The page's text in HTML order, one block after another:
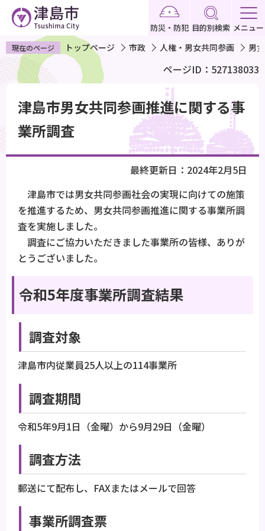
ペ
ー
ジ
で
す
防災・防犯 目的別検索 メニュー
現在のページ トップページ 市政 人権・男女共同参画 男
ページID：527138033
か
津島市男女共同参画推進に関する事
業所調査
最終更新日：2024年2月5日
津島市では男女共同参画社会の実現に向けての施策
を推進するため、男女共同参画推進に関する事業所調
査を実施しました。
調査にご協力いただきました事業所の皆様、ありが
とうございました。
令和5年度事業所調査結果
調査対象
津島市内従業員25人以上の114事業所
調査期間
令和5年9月1日（金曜）から9月29日（金曜）
調査方法
郵送にて配布し、FAXまたはメールで回答
事業所調査票